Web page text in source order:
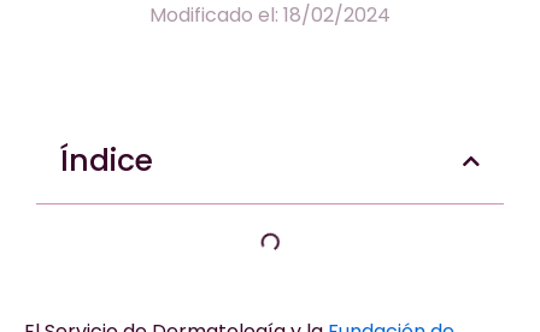
Modificado el: 18/02/2024
Índice